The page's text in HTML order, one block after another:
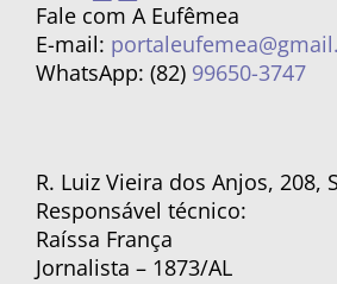
Fale com A Eufêmea
E-mail:
WhatsApp: (82) 99650-3747
R. Luiz Vieira dos Anjos, 208,
Responsável técnico:
Raíssa França
Jornalista – 1873/AL